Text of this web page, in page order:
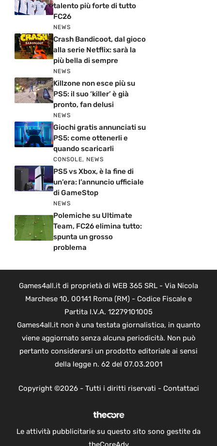
talento più forte di tutto
FC26
NEWS
Crash Bandicoot, dal gioco
alla serie Netflix: sarà la
più bella di sempre
NEWS
Killzone non esce più su
PS5: il suo ‘killer’ è già
pronto, fan delusi
NEWS
Giochi gratis annunciati su
PS5: come ottenerli e
quando scaricarli
CONSOLE, NEWS
PS5 vs Xbox, è la fine di
un’era: l’annuncio ufficiale
di GameStop
NEWS
Polemiche su Ultimate
Team, FC26 elimina tutto:
spunta un grosso
problema
Games4all.it di proprietà di WEB 365 SRL - Via Nicola
Marchese 10, 00141 Roma (RM) - Codice Fiscale e
Partita I.V.A. 12279101005
Games4all.it non è una testata giornalistica, in quanto
viene aggiornato senza alcuna periodicità. Non può
pertanto considerarsi un prodotto editoriale ai sensi
della legge n. 62 del 07.03.2001
Copyright ©2026 - Tutti i diritti riservati - Contattaci
Le attività pubblicitarie su questo sito sono gestite da